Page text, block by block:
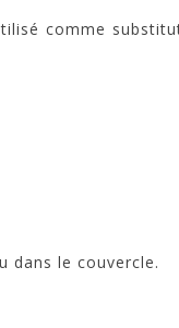
comme
dans le couvercle.